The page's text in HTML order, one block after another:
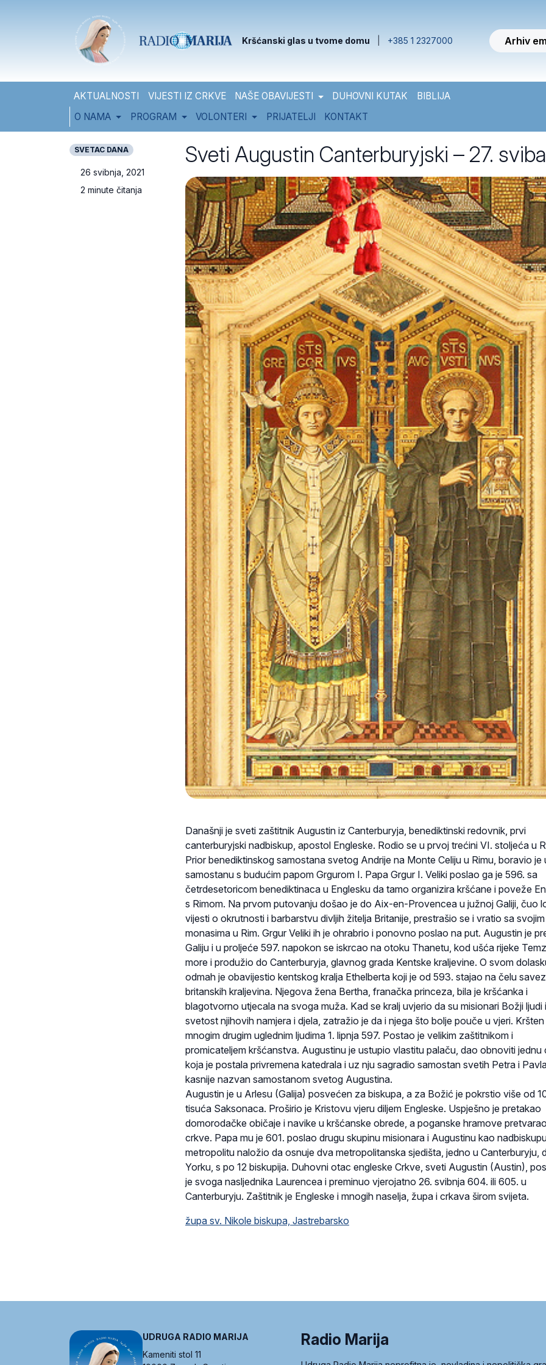
Kršćanski glas u tvome domu +385 1 2327000 Arhiv
AKTUALNOSTI VIJESTI IZ CRKVE NAŠE OBAVIJESTI DUHOVNI KUTAK
BIBLIJA
O NAMA
PROGRAM VOLONTERI PRIJATELJI KONTAKT
SVETAC DANA
26 svibnja, 2021
2 minute čitanja
Sveti Augustin Canterburyjski – 27.
Današnji je sveti zaštitnik Augustin iz Canterburyja, benediktinski redovnik, prvi
canterburyjski nadbiskup, apostol Engleske. Rodio se u prvoj trećini VI. stoljeća u
Prior benediktinskog samostana svetog Andrije na Monte Celiju u Rimu, boravio je
samostanu s budućim papom Grgurom I. Papa Grgur I. Veliki poslao ga je 596. sa
četrdesetoricom benediktinaca u Englesku da tamo organizira kršćane i poveže
s Rimom. Na prvom putovanju došao je do Aix-en-Provencea u južnoj Galiji, čuo
vijesti o okrutnosti i barbarstvu divljih žitelja Britanije, prestrašio se i vratio sa svojim
monasima u Rim. Grgur Veliki ih je ohrabrio i ponovno poslao na put. Augustin je
Galiju i u proljeće 597. napokon se iskrcao na otoku Thanetu, kod ušća rijeke
more i produžio do Canterburyja, glavnog grada Kentske kraljevine. O svom
odmah je obavijestio kentskog kralja Ethelberta koji je od 593. stajao na čelu
britanskih kraljevina. Njegova žena Bertha, franačka princeza, bila je kršćanka i
blagotvorno utjecala na svoga muža. Kad se kralj uvjerio da su misionari Božji ljudi
svetost njihovih namjera i djela, zatražio je da i njega što bolje pouče u vjeri. Kršten
mnogim drugim uglednim ljudima 1. lipnja 597. Postao je velikim zaštitnikom i
promicateljem kršćanstva. Augustinu je ustupio vlastitu palaču, dao obnoviti jednu
koja je postala privremena katedrala i uz nju sagradio samostan svetih Petra i
kasnije nazvan samostanom svetog Augustina.
Augustin je u Arlesu (Galija) posvećen za biskupa, a za Božić je pokrstio više od
tisuća Saksonaca. Proširio je Kristovu vjeru diljem Engleske. Uspješno je pretakao
domorodačke običaje i navike u kršćanske obrede, a poganske hramove
crkve. Papa mu je 601. poslao drugu skupinu misionara i Augustinu kao
metropolitu naložio da osnuje dva metropolitanska sjedišta, jedno u Canterburyju,
Yorku, s po 12 biskupija. Duhovni otac engleske Crkve, sveti Augustin (Austin),
je svoga nasljednika Laurencea i preminuo vjerojatno 26. svibnja 604. ili 605. u
Canterburyju. Zaštitnik je Engleske i mnogih naselja, župa i crkava širom svijeta.
župa sv. Nikole biskupa, Jastrebarsko
UDRUGA RADIO MARIJA
Kameniti stol 11
Radio Marija